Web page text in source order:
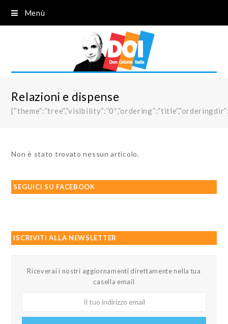
Menù
Relazioni e dispense
Non è stato trovato nessun articolo.
SEGUICI SU FACEBOOK
ISCRIVITI ALLA NEWSLETTER
Riceverai i nostri aggiornamenti direttamente nella tua
casella email